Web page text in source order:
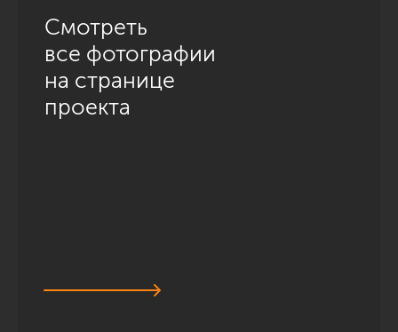
Смотреть
все фотографии
на странице
проекта